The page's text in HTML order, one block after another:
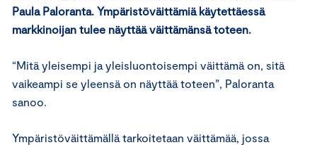
Paula Paloranta. Ympäristöväittämiä käytettäessä
markkinoijan tulee näyttää väittämänsä toteen.
“Mitä yleisempi ja yleisluontoisempi väittämä on, sitä
vaikeampi se yleensä on näyttää toteen”, Paloranta
sanoo.
Ympäristöväittämällä tarkoitetaan väittämää, jossa